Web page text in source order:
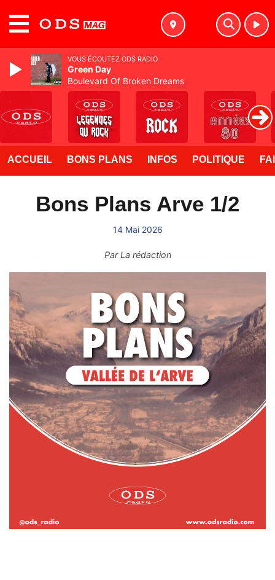
ACCUEIL BONS PLANS INFOS POLITIQUE
Bons Plans Arve 1/2
14 Mai 2026
ParLa rédaction
VOUS ÉCOUTEZ ODS RADIO
Green Day
Boulevard Of Broken Dreams